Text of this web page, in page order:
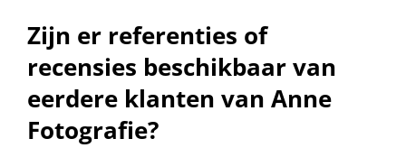
Zijn er referenties of
recensies beschikbaar van
eerdere klanten van Anne
Fotografie?